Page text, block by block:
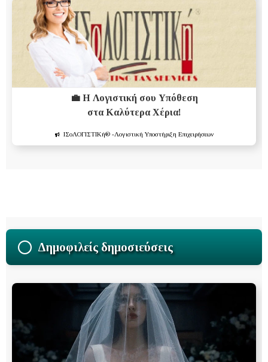
💼 Η Λογιστική σου Υπόθεση
στα Καλύτερα Χέρια!
ΙΣοΛΟΓΙΣΤΙΚή®-Λογιστική Υποστήριξη Επιχειρήσεων
Δημοφιλείς δημοσιεύσεις